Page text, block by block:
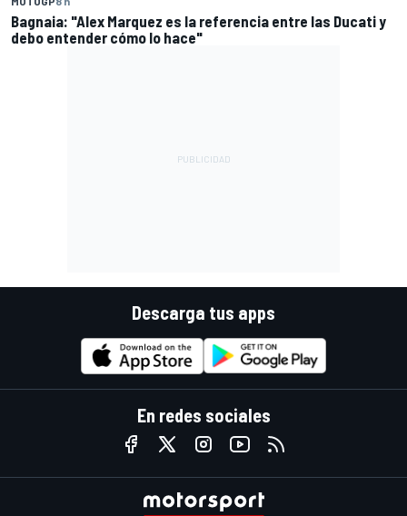
Bagnaia: "Alex Marquez es la referencia entre las Ducati y
debo entender cómo lo hace"
Descarga tus apps
En redes sociales